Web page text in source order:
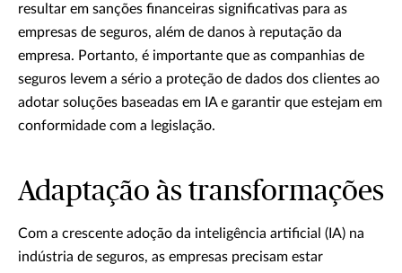
resultar em sanções financeiras significativas para as
empresas de seguros, além de danos à reputação da
empresa. Portanto, é importante que as companhias de
seguros levem a sério a proteção de dados dos clientes ao
adotar soluções baseadas em IA e garantir que estejam em
conformidade com a legislação.
Adaptação às transformações
Com a crescente adoção da inteligência artificial (IA) na
indústria de seguros, as empresas precisam estar